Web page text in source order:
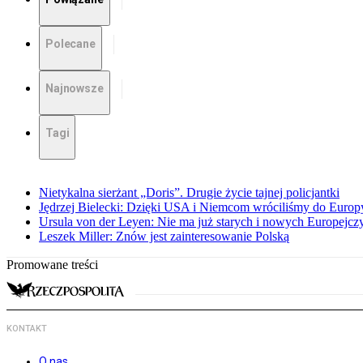
Polecane
Najnowsze
Tagi
Nietykalna sierżant „Doris”. Drugie życie tajnej policjantki
Jędrzej Bielecki: Dzięki USA i Niemcom wróciliśmy do
Ursula von der Leyen: Nie ma już starych i nowych
Leszek Miller: Znów jest zainteresowanie Polską
Promowane treści
KONTAKT